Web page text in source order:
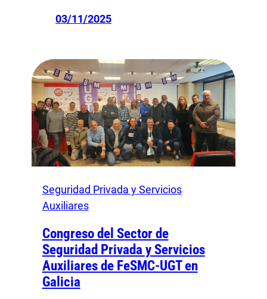
03/11/2025
Seguridad Privada y Servicios
Auxiliares
Congreso del Sector de
Seguridad Privada y Servicios
Auxiliares de FeSMC-UGT en
Galicia